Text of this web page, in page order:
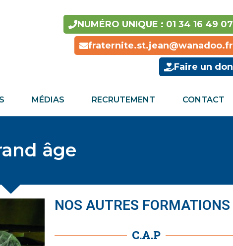
NUMÉRO UNIQUE : 01 34 16 49 07
fraternite.st.jean@wanadoo.fr
Faire un don
MÉDIAS RECRUTEMENT CONTACT
âge
NOS AUTRES FORMATIONS
C.A.P